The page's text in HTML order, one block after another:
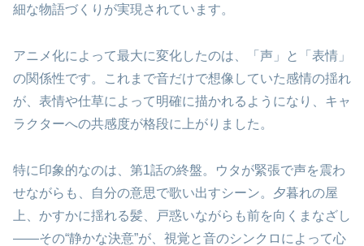
細な物語づくりが実現されています。
アニメ化によって最大に変化したのは、「声」と「表情」
の関係性です。これまで音だけで想像していた感情の揺れ
が、表情や仕草によって明確に描かれるようになり、キャ
ラクターへの共感度が格段に上がりました。
特に印象的なのは、第1話の終盤。ウタが緊張で声を震わ
せながらも、自分の意思で歌い出すシーン。夕暮れの屋
上、かすかに揺れる髪、戸惑いながらも前を向くまなざし
——その“静かな決意”が、視覚と音のシンクロによって心